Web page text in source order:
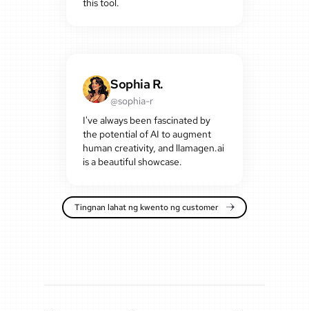
Sophia R.
@sophia-r
I've always been fascinated by
the potential of AI to augment
human creativity, and llamagen.ai
is a beautiful showcase.
Tingnan lahat ng kwento ng customer